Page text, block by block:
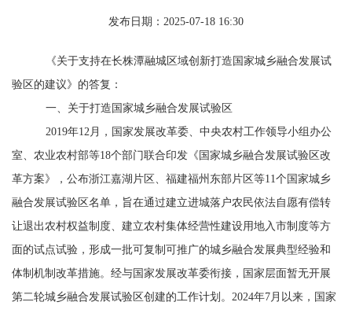
发布日期：2025-07-18 16:30
《关于支持在长株潭融城区域创新打造国家城乡融合发展试
验区的建议》的答复：
一、关于打造国家城乡融合发展试验区
2019年12 月，国家发展改革委、中央农村工作领导小组办公
室、农业农村部等18个部门联合印发《国家城乡融合发展试验区改
革方案》，公布浙江嘉湖片区、福建福州东部片区等11个国家城乡
融合发展试验区名单，旨在通过建立进城落户农民依法自愿有偿转
让退出农村权益制度、建立农村集体经营性建设用地入市制度等方
面的试点试验，形成一批可复制可推广的城乡融合发展典型经验和
体制机制改革措施。经与国家发展改革委衔接，国家层面暂无开展
第二轮城乡融合发展试验区创建的工作计划。 2024年7 月以来，国家